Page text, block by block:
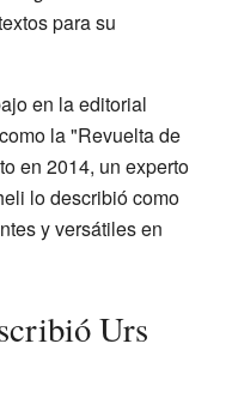
para su
en la editorial
la "Revuelta de
en 2014, un experto
lo describió como
y versátiles en
Urs